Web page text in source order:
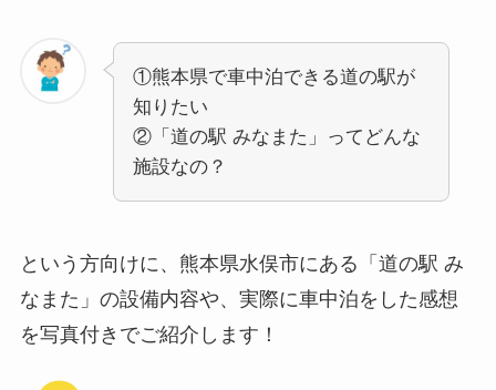
①熊本県で車中泊できる道の駅が
知りたい
②「道の駅 みなまた」ってどんな
施設なの？
という方向けに、熊本県水俣市にある「道の駅 み
なまた」の設備内容や、実際に車中泊をした感想
を写真付きでご紹介します！